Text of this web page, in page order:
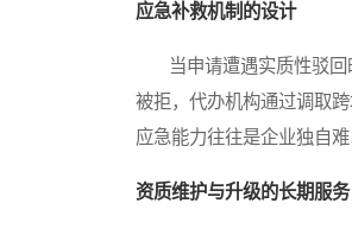
应急补救机制的设计
当申请遭遇实质性驳回
被拒，代办机构通过调取
应急能力往往是企业独自难
资质维护与升级的长期服务